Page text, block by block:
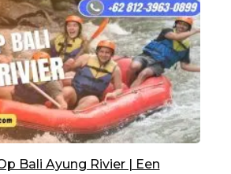
Bali Ayung Rivier | Een